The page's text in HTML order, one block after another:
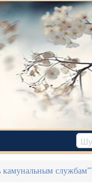
камунальным